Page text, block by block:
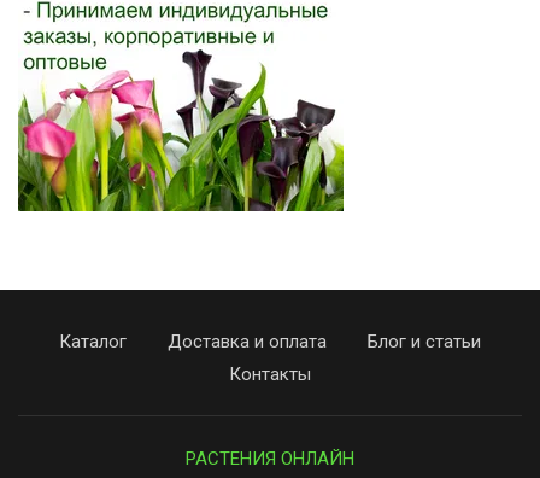
Каталог Доставка и оплата
Блог и статьи
Контакты
РАСТЕНИЯ ОНЛАЙН